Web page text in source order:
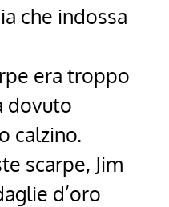
che indossa
era troppo
dovuto
calzino.
scarpe, Jim
d’oro